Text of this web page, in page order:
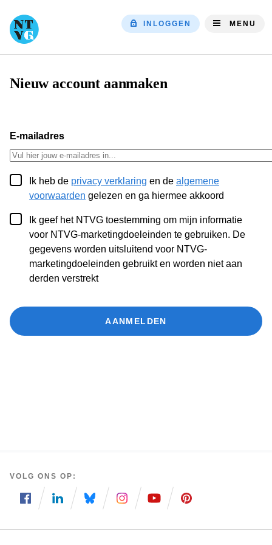
INLOGGEN MENU
Kruimelpad
Nieuw account aanmaken
E-mailadres
Ik heb de privacy verklaring en de algemene
voorwaarden gelezen en ga hiermee akkoord
Ik geef het NTVG toestemming om mijn informatie
voor NTVG-marketingdoeleinden te gebruiken. De
gegevens worden uitsluitend voor NTVG-
marketingdoeleinden gebruikt en worden niet aan
derden verstrekt
AANMELDEN
VOLG ONS OP
ons
ons
ons
ons
ons
ons